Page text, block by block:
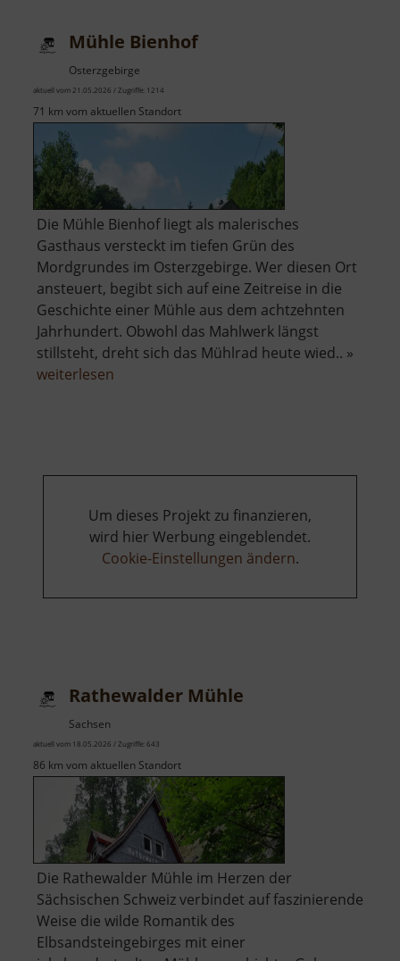
Mühle Bienhof
Osterzgebirge
aktuell vom 21.05.2026 / Zugriffe: 1214
71 km vom aktuellen Standort
Die Mühle Bienhof liegt als malerisches
Gasthaus versteckt im tiefen Grün des
Mordgrundes im Osterzgebirge. Wer diesen Ort
ansteuert, begibt sich auf eine Zeitreise in die
Geschichte einer Mühle aus dem achtzehnten
Jahrhundert. Obwohl das Mahlwerk längst
stillsteht, dreht sich das Mühlrad heute wied.. »
weiterlesen
Um dieses Projekt zu finanzieren,
wird hier Werbung eingeblendet.
Cookie-Einstellungen ändern.
Rathewalder Mühle
Sachsen
aktuell vom 18.05.2026 / Zugriffe: 643
86 km vom aktuellen Standort
Die Rathewalder Mühle im Herzen der
Sächsischen Schweiz verbindet auf faszinierende
Weise die wilde Romantik des
Elbsandsteingebirges mit einer